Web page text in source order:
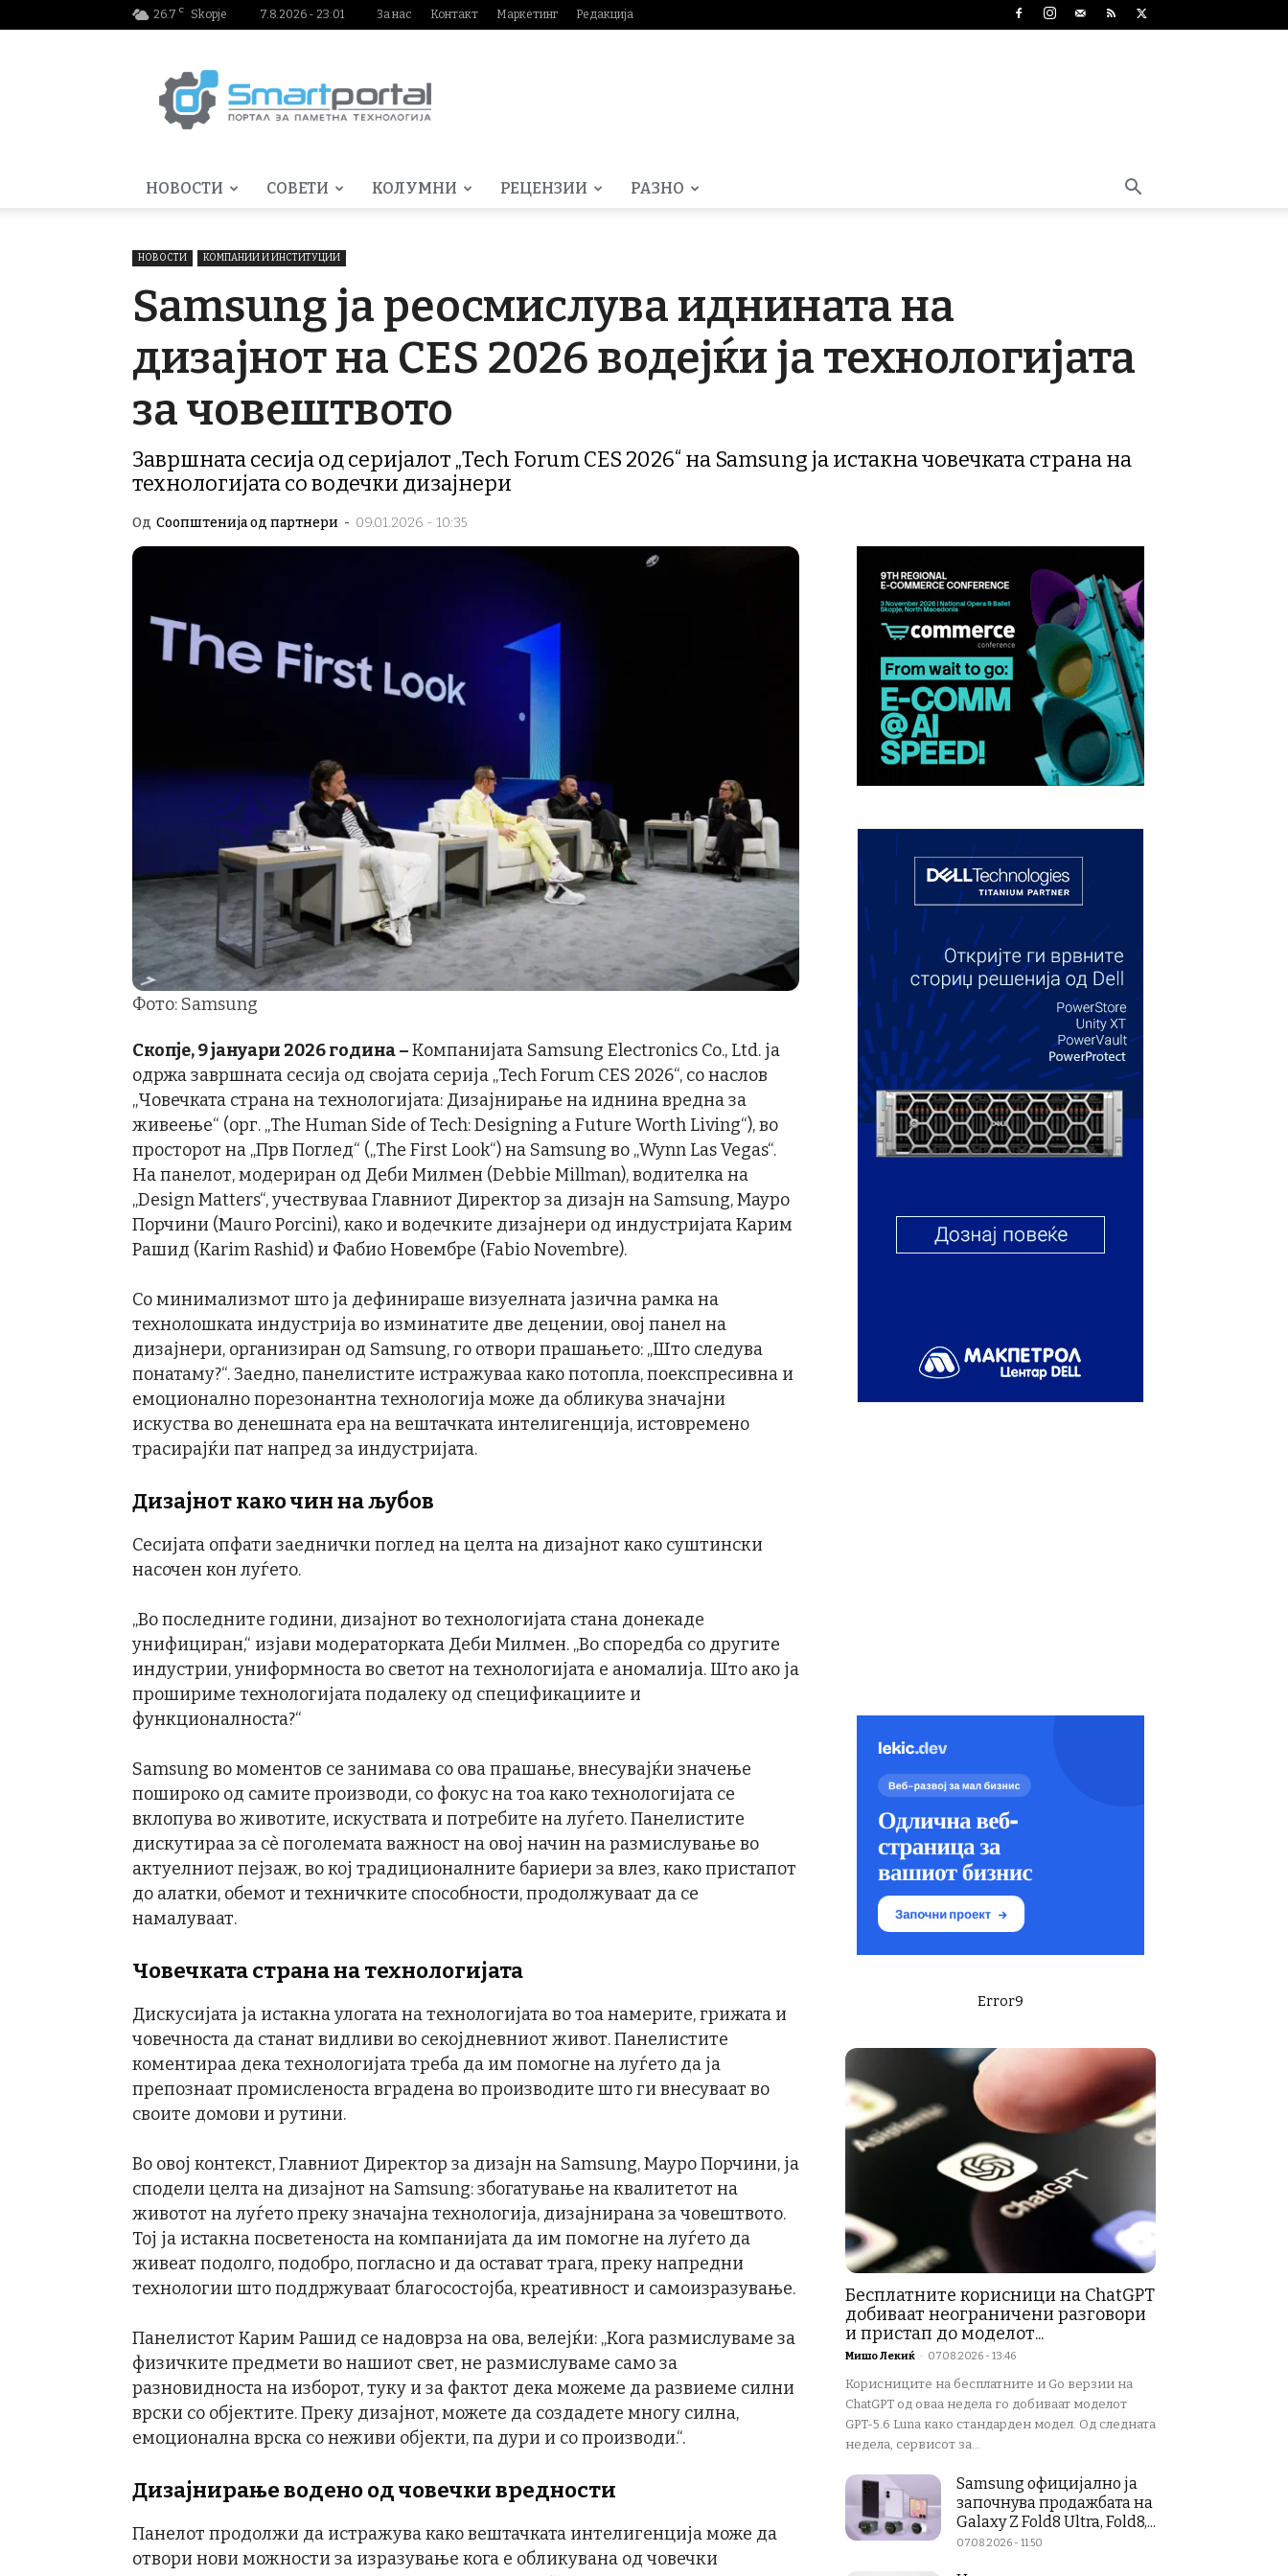
26.7 C Skopje 7.8.2026 - 23:01 За нас Контакт Маркетинг Редакција
НОВОСТИ СОВЕТИ КОЛУМНИ РЕЦЕНЗИИ РАЗНО
НОВОСТИ КОМПАНИИ И ИНСТИТУЦИИ
Samsung ја реосмислува иднината на
дизајнот на CES 2026 водејќи ја технологијата
за човештвото
Завршната сесија од серијалот „Tech Forum CES 2026“ на Samsung ја истакна човечката страна на
технологијата со водечки дизајнери
Од Соопштенија од партнери - 09.01.2026 - 10:35
Фото: Samsung
Скопје, 9 јануари 2026 година –Компанијата Samsung Electronics Co., Ltd. ја
одржа завршната сесија од својата серија „Tech Forum CES 2026“, со наслов
„Човечката страна на технологијата: Дизајнирање на иднина вредна за
живеење“ (орг. „The Human Side of Tech: Designing a Future Worth Living“), во
просторот на „Прв Поглед“ („The First Look“) на Samsung во „Wynn Las Vegas“.
На панелот, модериран од Деби Милмен (Debbie Millman), водителка на
„Design Matters“, учествуваа Главниот Директор за дизајн на Samsung, Мауро
Порчини (Mauro Porcini), како и водечките дизајнери од индустријата Карим
Рашид (Karim Rashid) и Фабио Новембре (Fabio Novembre).
Со минимализмот што ја дефинираше визуелната јазична рамка на
технолошката индустрија во изминатите две децении, овој панел на
дизајнери, организиран од Samsung, го отвори прашањето: „Што следува
понатаму?“. Заедно, панелистите истражуваа како потопла, поекспресивна и
емоционално порезонантна технологија може да обликува значајни
искуства во денешната ера на вештачката интелигенција, истовремено
трасирајќи пат напред за индустријата.
Дизајнот како чин на љубов
Сесијата опфати заеднички поглед на целта на дизајнот како суштински
насочен кон луѓето.
„Во последните години, дизајнот во технологијата стана донекаде
унифициран,“ изјави модераторката Деби Милмен. „Во споредба со другите
индустрии, униформноста во светот на технологијата е аномалија. Што ако ја
прошириме технологијата подалеку од спецификациите и
функционалноста?“
Samsung во моментов се занимава со ова прашање, внесувајќи значење
пошироко од самите производи, со фокус на тоа како технологијата се
вклопува во животите, искуствата и потребите на луѓето. Панелистите
дискутираа за сè поголемата важност на овој начин на размислување во
актуелниот пејзаж, во кој традиционалните бариери за влез, како пристапот
до алатки, обемот и техничките способности, продолжуваат да се
намалуваат.
Човечката страна на технологијата
Дискусијата ја истакна улогата на технологијата во тоа намерите, грижата и
човечноста да станат видливи во секојдневниот живот. Панелистите
коментираа дека технологијата треба да им помогне на луѓето да ја
препознаат промисленоста вградена во производите што ги внесуваат во
своите домови и рутини.
Во овој контекст, Главниот Директор за дизајн на Samsung, Мауро Порчини, ја
сподели целта на дизајнот на Samsung: збогатување на квалитетот на
животот на луѓето преку значајна технологија, дизајнирана за човештвото.
Тој ја истакна посветеноста на компанијата да им помогне на луѓето да
живеат подолго, подобро, погласно и да остават трага, преку напредни
технологии што поддржуваат благосостојба, креативност и самоизразување.
Панелистот Карим Рашид се надоврза на ова, велејќи: „Кога размислуваме за
физичките предмети во нашиот свет, не размислуваме само за
разновидноста на изборот, туку и за фактот дека можеме да развиеме силни
врски со објектите. Преку дизајнот, можете да создадете многу силна,
емоционална врска со неживи објекти, па дури и со производи.“.
Дизајнирање водено од човечки вредности
Панелот продолжи да истражува како вештачката интелигенција може да
отвори нови можности за изразување кога е обликувана од човечки
Error9
Бесплатните корисници на ChatGPT
добиваат неограничени разговори
и пристап до моделот...
Мишо Лекиќ - 07.08.2026 - 13:46
Корисниците на бесплатните и Go верзии на
ChatGPT од оваа недела го добиваат моделот
GPT-5.6 Luna како стандарден модел. Од следната
недела, сервисот за...
Samsung официјално ја
започнува продажбата на
Galaxy Z Fold8 Ultra, Fold8,...
07.08.2026 - 11:50